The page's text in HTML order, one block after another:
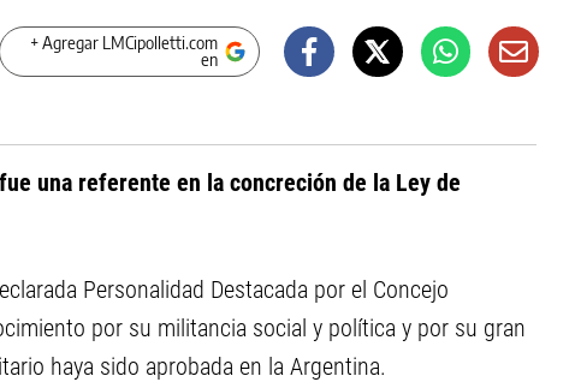
+ Agregar LMCipolletti.com
en
una referente en la concreción de la Ley de
Personalidad Destacada por el Concejo
por su militancia social y política y por su gran
haya sido aprobada en la Argentina.